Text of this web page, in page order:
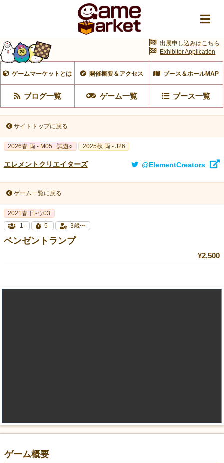
ゲームマーケットとは 開催概要＆アクセス ブース＆ホールMAP
ブログ一覧 ゲーム一覧 ブース一覧
出展申し込みはこちら
Exhibitor Application
サイトトップに戻る
2026春 両 - M05 試遊○ 2025秋 両 - J26
エレメントクリエイターズ @ElementCreators
ゲーム一覧に戻る
2021春 日-ウ03
1-
5- 3歳〜
ベンゼントランプ
¥2,500
ゲーム概要